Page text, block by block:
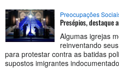
Preocupações
Presépios, destaque
Algumas igrejas
reinventando
para protestar contra as batidas
supostos imigrantes